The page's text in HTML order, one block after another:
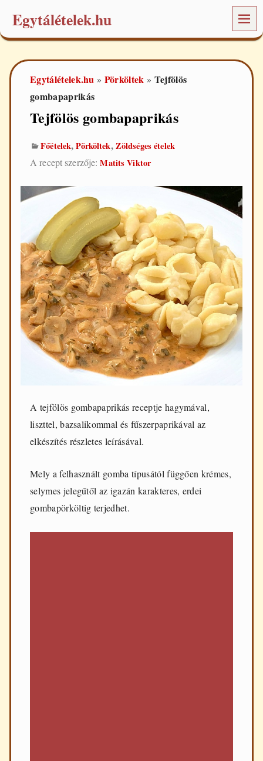
Egytálételek.hu
e
l
MEN
Ü
Egytálételek.hu » Pörköltek » Tejfölös
gombapaprikás
Tejfölös gombapaprikás
Főételek,Pörköltek,Zöldséges ételek
A recept szerzője:Matits Viktor
A tejfölös gombapaprikás receptje hagymával,
liszttel, bazsalikommal és fűszerpaprikával az
elkészítés részletes leírásával.
Mely a felhasznált gomba típusától függően krémes,
selymes jelegűtől az igazán karakteres, erdei
gombapörköltig terjedhet.